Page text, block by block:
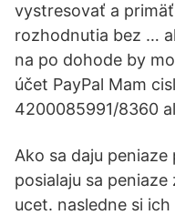
vystresovať a
rozhodnutia bez …
na po dohode by
účet PayPal Mam
4200085991/8360
Ako sa daju
posialaju sa
ucet. nasledne si